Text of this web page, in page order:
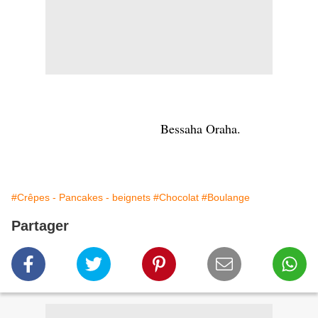
Bessaha Oraha.
#Crêpes - Pancakes - beignets #Chocolat #Boulange
Partager